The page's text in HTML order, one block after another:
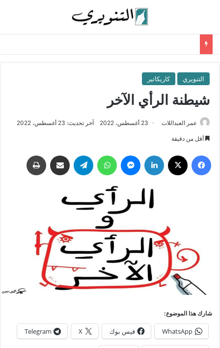
التنويري كاريكاتير
شيطنة الرأي الآخر
عمر العبداللات 23 أغسطس، 2022 آخر تحديث: 23 أغسطس، 2022
أقل من دقيقة
شارك هذا الموضوع:
WhatsApp فيس بوك X
Telegram